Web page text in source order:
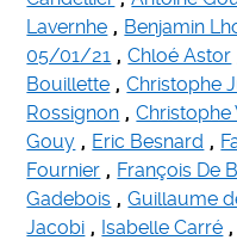
Lavernhe , Benjamin
05/01/21 , Chloé Astor
Bouillette , Christophe
Rossignon , Christophe
Gouy , Eric Besnard ,
Fournier , François De
Gadebois , Guillaume
Jacobi , Isabelle Carré ,